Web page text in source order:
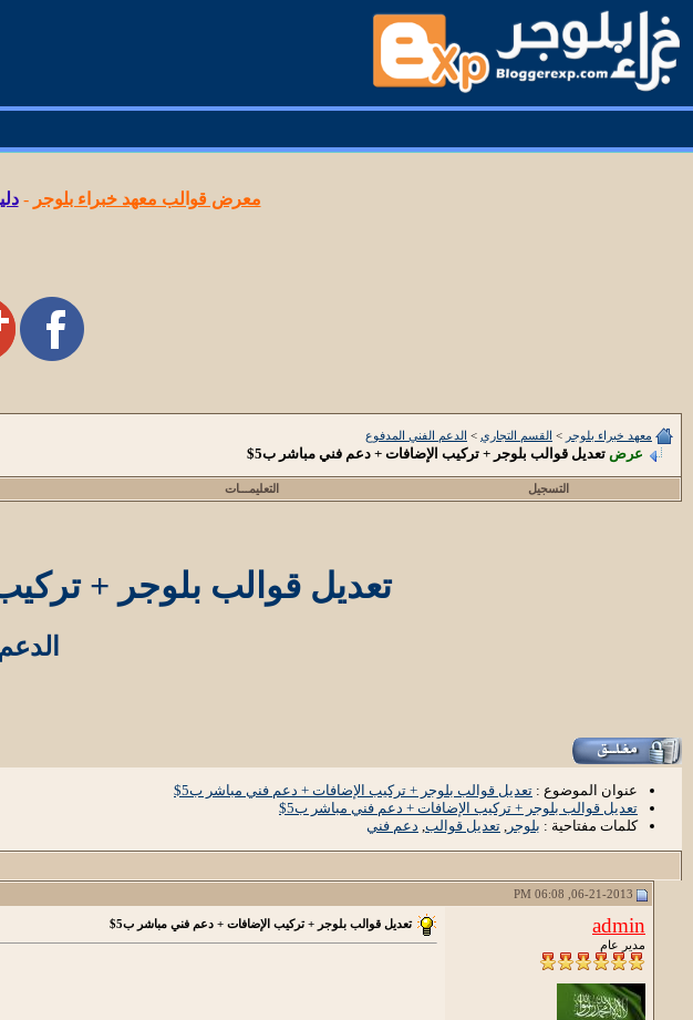
معرض قوالب معهد خبراء بلوجر -
معهد خبراء بلوجر > القسم التجاري > الدعم الفني المدفوع
عرض تعديل قوالب بلوجر + تركيب الإضافات + دعم فني مباشر ب5$
التسجيل التعليمـــات
تعديل قوالب بلوجر +
عنوان الموضوع : تعديل قوالب بلوجر + تركيب الإضافات + دعم فني مباشر ب5$
تعديل قوالب بلوجر + تركيب الإضافات + دعم فني مباشر ب5$
كلمات مفتاحية : بلوجر , تعديل قوالب, دعم فني
admin
مدير عام
تعديل قوالب بلوجر + تركيب الإضافات + دعم فني مباشر ب5$